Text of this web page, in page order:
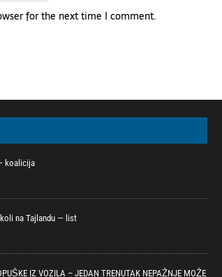
for the next time I comment.
koalicija
na Tajlandu — list
IZ VOZILA – JEDAN TRENUTAK NEPAŽNJE MOŽE